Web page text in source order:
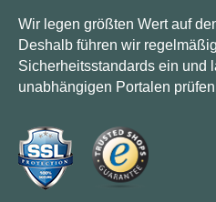
Wir legen größten Wert auf
Deshalb führen wir
Sicherheitsstandards ein und
unabhängigen Portalen